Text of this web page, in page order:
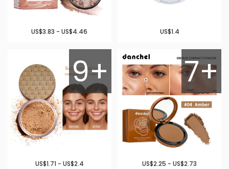
US$3.83 - US$4.46 US$1.4
9+
US$1.71 - US$2.4
7+
US$2.25 - US$2.73